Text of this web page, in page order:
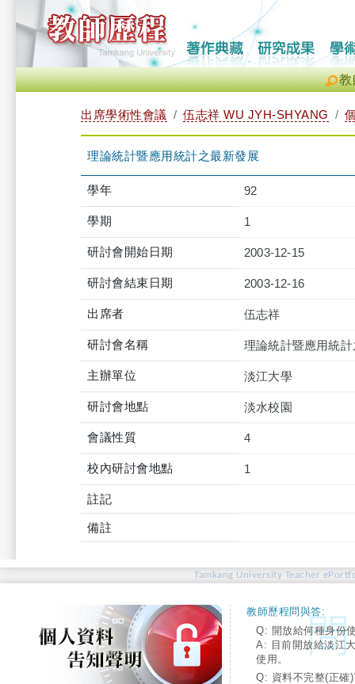
教
出席學術性會議 伍志祥 WU JYH-SHYANG
理論統計暨應用統計之最新發展
學年 92
學期 1
研討會開始日期 2003-12-15
研討會結束日期 2003-12-16
出席者 伍志祥
研討會名稱 理論統計暨應用統
主辦單位 淡江大學
研討會地點 淡水校園
會議性質 4
校內研討會地點 1
註記
備註
Tamkang University Teacher
教師歷程問與答:
Q: 開放給何種身份
A: 目前開放給淡江
使用。
Q: 資料不完整(正確